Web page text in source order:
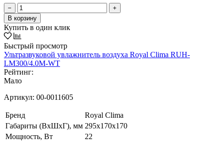
−
+
В корзину
Купить в один клик
Быстрый просмотр
Ультразвуковой увлажнитель воздуха Royal Clima RUH-
LM300/4.0M-WT
Рейтинг:
Мало
Артикул: 00-0011605
Бренд
Royal Clima
Габариты (ВхШхГ), мм 295x170x170
Мощность, Вт
22